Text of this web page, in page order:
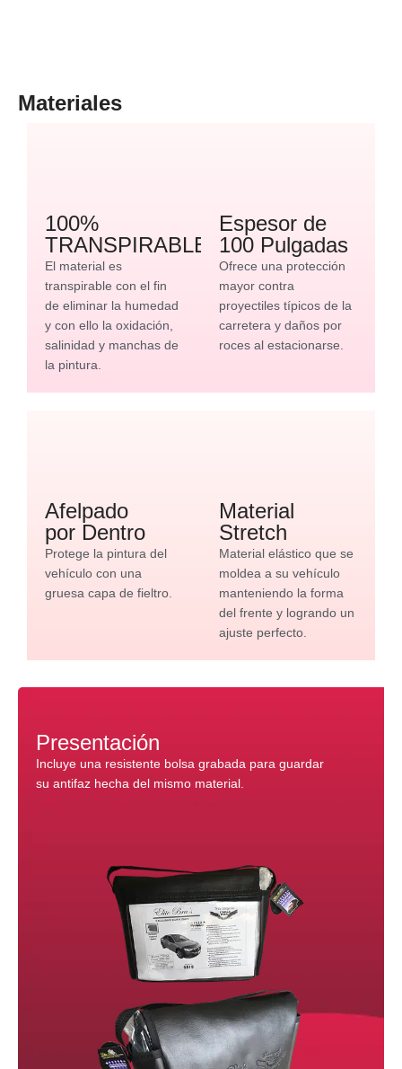
Materiales
100%
TRANSPIRABLE
El material es
transpirable con el fin
de eliminar la humedad
y con ello la oxidación,
salinidad y manchas de
la pintura.
Espesor de
100 Pulgadas
Ofrece una protección
mayor contra
proyectiles típicos de la
carretera y daños por
roces al estacionarse.
Afelpado
por Dentro
Protege la pintura del
vehículo con una
gruesa capa de fieltro.
Material
Stretch
Material elástico que se
moldea a su vehículo
manteniendo la forma
del frente y logrando un
ajuste perfecto.
Presentación
Incluye una resistente bolsa grabada para guardar
su antifaz hecha del mismo material.